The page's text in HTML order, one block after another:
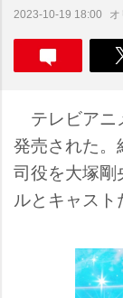
2023-10-19 18:00
テレビアニ
発売された。
司役を大塚剛
ルとキャスト